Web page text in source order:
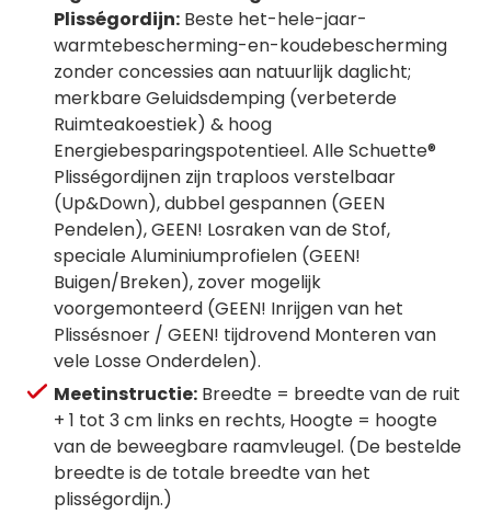
Plisségordijn: Beste het-hele-jaar-
warmtebescherming-en-koudebescherming
zonder concessies aan natuurlijk daglicht;
merkbare Geluidsdemping (verbeterde
Ruimteakoestiek) & hoog
Energiebesparingspotentieel. Alle Schuette®
Plisségordijnen zijn traploos verstelbaar
(Up&Down), dubbel gespannen (GEEN
Pendelen), GEEN! Losraken van de Stof,
speciale Aluminiumprofielen (GEEN!
Buigen/Breken), zover mogelijk
voorgemonteerd (GEEN! Inrijgen van het
Plissésnoer / GEEN! tijdrovend Monteren van
vele Losse Onderdelen).
Meetinstructie: Breedte = breedte van de ruit
+ 1 tot 3 cm links en rechts, Hoogte = hoogte
van de beweegbare raamvleugel. (De bestelde
breedte is de totale breedte van het
plisségordijn.)